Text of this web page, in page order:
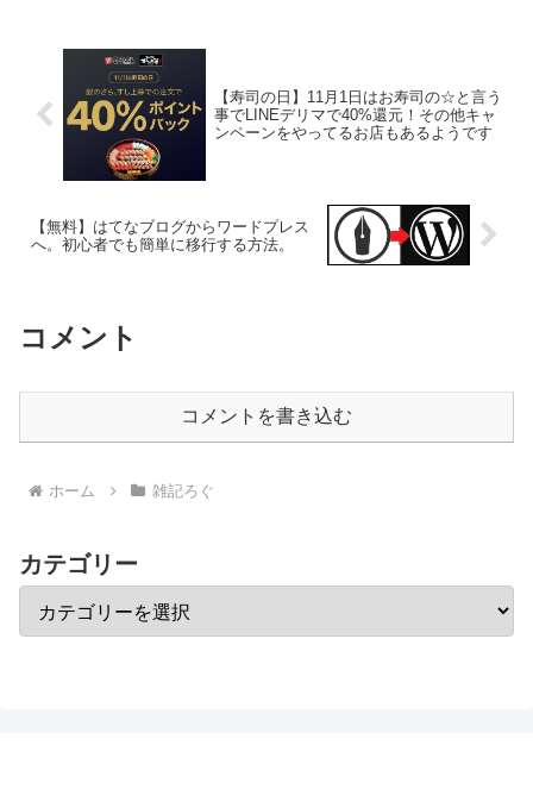
【寿司の日】11月1日はお寿司の☆と言う
事でLINEデリマで40%還元！その他キャ
ンペーンをやってるお店もあるようです
【無料】はてなブログからワードプレス
へ。初心者でも簡単に移行する方法。
コメント
コメントを書き込む
ホーム 雑記ろぐ
カテゴリー